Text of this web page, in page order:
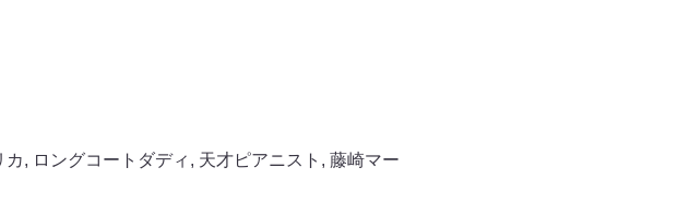
カ, ロングコートダディ , 天才ピアニスト , 藤崎マー